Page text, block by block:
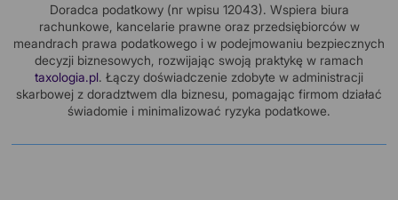
Doradca podatkowy (nr wpisu 12043). Wspiera biura
rachunkowe, kancelarie prawne oraz przedsiębiorców w
meandrach prawa podatkowego i w podejmowaniu bezpiecznych
decyzji biznesowych, rozwijając swoją praktykę w ramach
taxologia.pl. Łączy doświadczenie zdobyte w administracji
skarbowej z doradztwem dla biznesu, pomagając firmom działać
świadomie i minimalizować ryzyka podatkowe.